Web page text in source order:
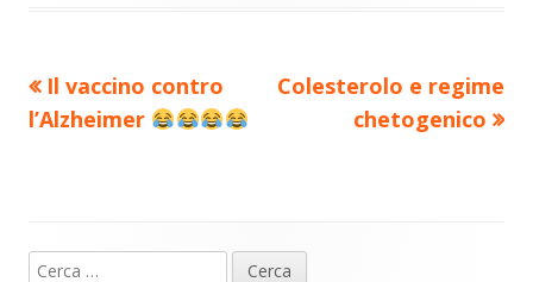
Navigazione
Precedente
articolo:
Il vaccino contro
l’Alzheimer
Nuovo
articolo:
Colesterolo e regime
chetogenico
Ricerca